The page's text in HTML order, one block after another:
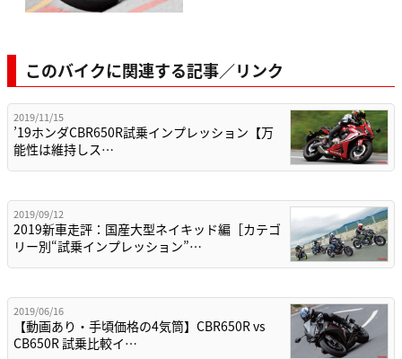
このバイクに関連する記事／リンク
2019/11/15
’19ホンダCBR650R試乗インプレッション【万
能性は維持しス…
2019/09/12
2019新車走評：国産大型ネイキッド編［カテゴ
リー別“試乗インプレッション”…
2019/06/16
【動画あり・手頃価格の4気筒】CBR650R vs
CB650R 試乗比較イ…